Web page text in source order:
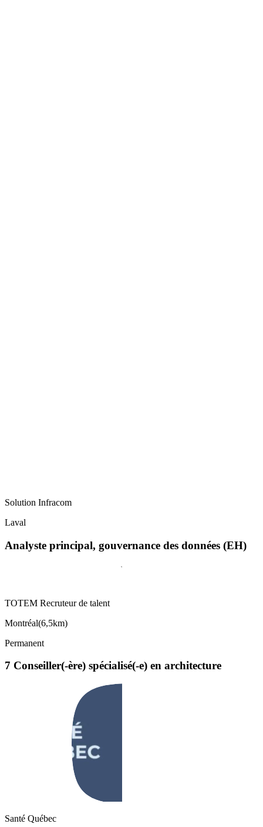
Solution Infracom
Laval
Analyste principal, gouvernance des données (EH)
TOTEM Recruteur de talent
Montréal(6,5km)
Permanent
7 Conseiller(-ère) spécialisé(-e) en architecture
Santé Québec